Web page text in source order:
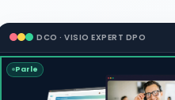
DCO · VISIO EXPERT DPO
Parle